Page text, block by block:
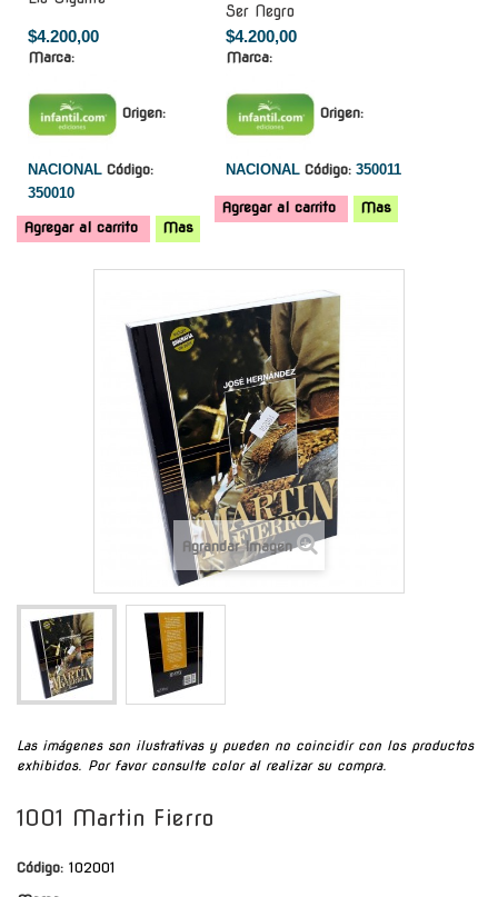
$4.200,00
Marca:
Origen:
NACIONAL Código:
350010
Agregar al carrito Mas
Ser Negro
$4.200,00
Marca:
Origen:
NACIONAL Código: 350011
Agregar al carrito Mas
Agrandar Imagen
Las imágenes son ilustrativas y pueden no coincidir con los productos
exhibidos. Por favor consulte color al realizar su compra.
1001 Martin Fierro
Código: 102001